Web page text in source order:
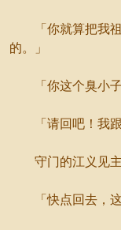
「你就算把我祖
的。」
「你这个臭小
「请回吧！我跟
守门的江义见主
「快点回去，这